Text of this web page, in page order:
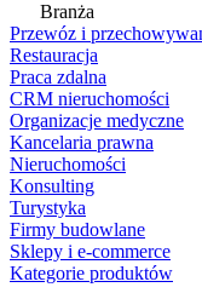
Branża
Przewóz i
Restauracja
Praca zdalna
CRM nieruchomości
Organizacje medyczne
Kancelaria prawna
Nieruchomości
Konsulting
Turystyka
Firmy budowlane
Sklepy i e-commerce
Kategorie produktów